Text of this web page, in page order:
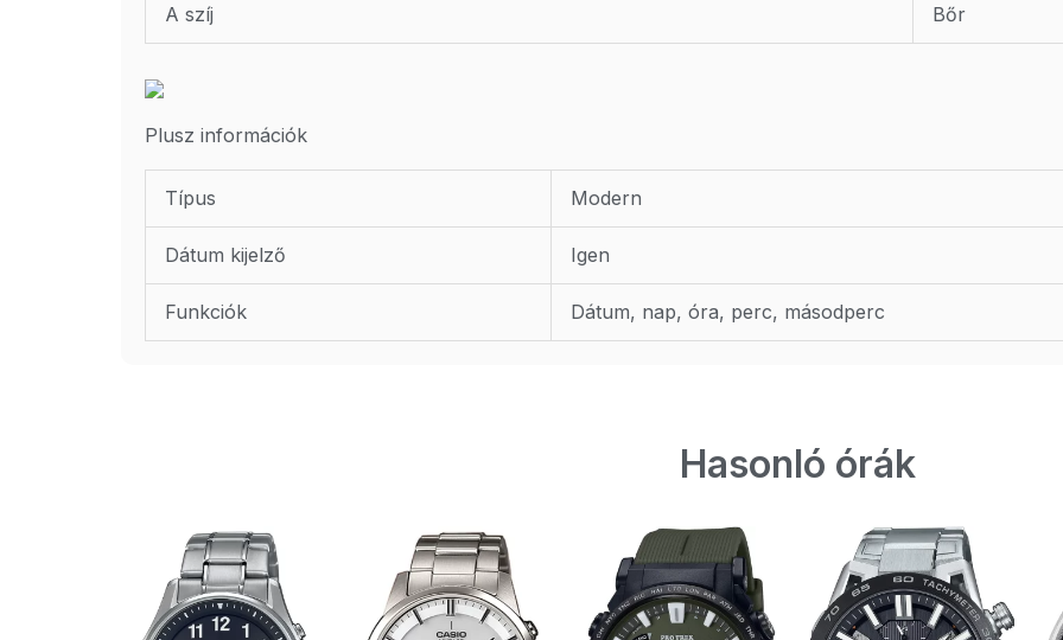
A szíj Bőr
Plusz információk
Típus Modern
Dátum kijelző Igen
Funkciók Dátum, nap, óra, perc, másodperc
Hasonló órák